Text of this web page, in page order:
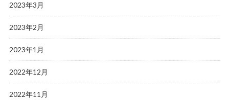
2023年3月
2023年2月
2023年1月
2022年12月
2022年11月